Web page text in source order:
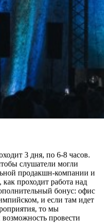
3 дня, по 6-8 часов.
слушатели могли
продакшн-компании и
проходит работа над
бонус: офис
и если там идет
то мы
провести